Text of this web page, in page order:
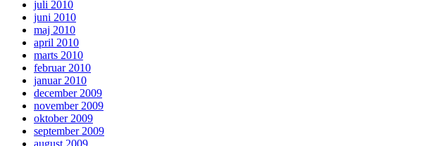
juli 2010
juni 2010
maj 2010
april 2010
marts 2010
februar 2010
januar 2010
december 2009
november 2009
oktober 2009
september 2009
august 2009